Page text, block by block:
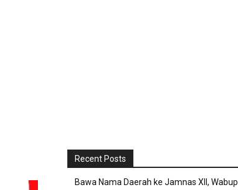
Recent Posts
Bawa Nama Daerah ke Jamnas XII, Wabup